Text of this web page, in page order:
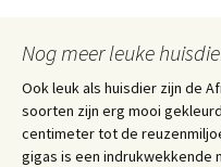
Nog meer leuke
Ook leuk als huisdier zijn de
soorten zijn erg mooi
centimeter tot de
gigas is een indrukwekkende